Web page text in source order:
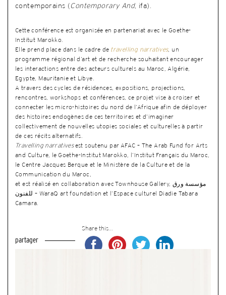
contemporains ( Contemporary And, ifa).
Cette conférence est organisée en partenariat avec le Goethe-
Institut Marokko.
Elle prend place dans le cadre de travelling narratives, un
programme régional d’art et de recherche souhaitant encourager
les interactions entre des acteurs culturels au Maroc, Algérie,
Egypte, Mauritanie et Libye.
A travers des cycles de résidences, expositions, projections,
rencontres, workshops et conférences, ce projet vise à croiser et
connecter les micro-histoires du nord de l’Afrique afin de déployer
des histoires endogènes de ces territoires et d’imaginer
collectivement de nouvelles utopies sociales et culturelles à partir
de ces récits alternatifs.
Travelling narrativesest soutenu par AFAC – The Arab Fund for Arts
and Culture, le Goethe-Institut Marokko, l’Institut Français du Maroc,
le Centre Jacques Berque et le Ministère de la Culture et de la
Communication du Maroc,
et est réalisé en collaboration avec Townhouse Gallery, مؤسسة ورق
للفنون – WaraQ art foundation et l’Espace culturel Diadie Tabara
Camara.
partager
Share this...